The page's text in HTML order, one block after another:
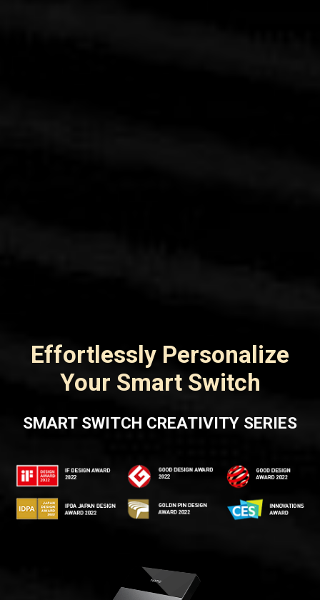
Effortlessly Personalize
Your Smart Switch
SMART SWITCH CREATIVITY SERIES